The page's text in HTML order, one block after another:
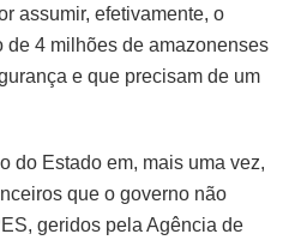
assumir, efetivamente, o
de 4 milhões de amazonenses
e que precisam de um
do Estado em, mais uma vez,
que o governo não
geridos pela Agência de